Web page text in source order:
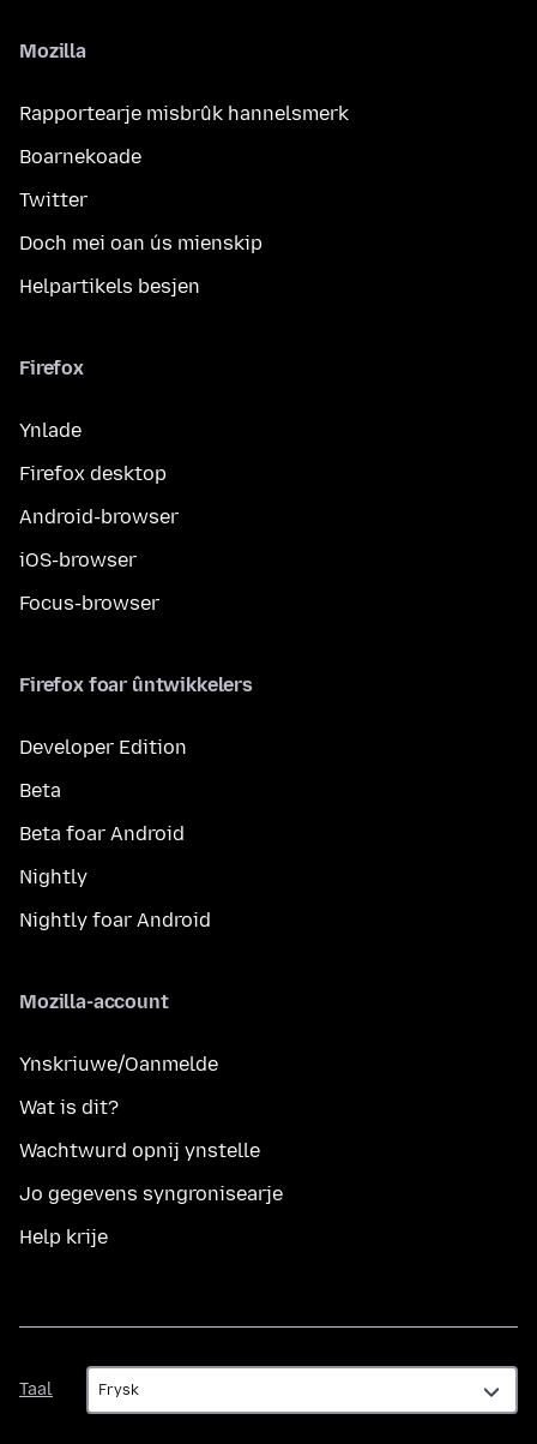
Mozilla
Rapportearje misbrûk hannelsmerk
Boarnekoade
Twitter
Doch mei oan ús mienskip
Helpartikels besjen
Firefox
Ynlade
Firefox desktop
Android-browser
iOS-browser
Focus-browser
Firefox foar ûntwikkelers
Developer Edition
Beta
Beta foar Android
Nightly
Nightly foar Android
Mozilla-account
Ynskriuwe/Oanmelde
Wat is dit?
Wachtwurd opnij ynstelle
Jo gegevens syngronisearje
Help krije
Taal
Taal